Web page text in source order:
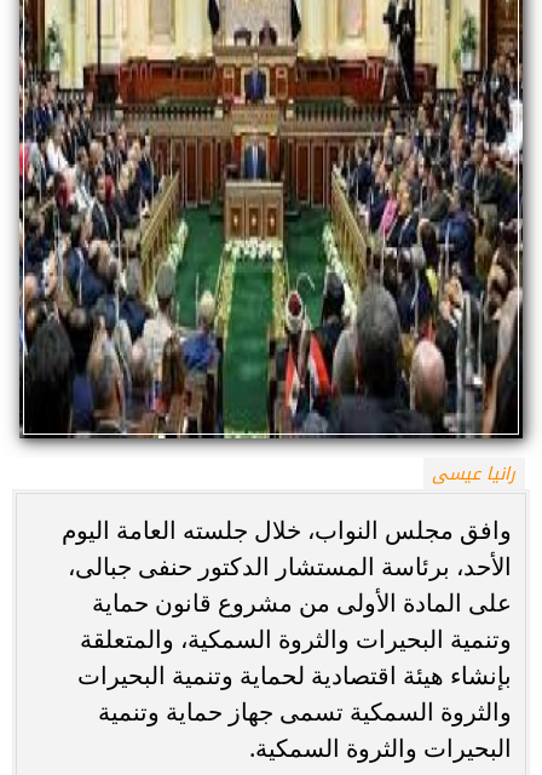
رانيا عيسى
وافق مجلس النواب، خلال جلسته العامة اليوم
الأحد، برئاسة المستشار الدكتور حنفى جبالى،
على المادة الأولى من مشروع قانون حماية
وتنمية البحيرات والثروة السمكية، والمتعلقة
بإنشاء هيئة اقتصادية لحماية وتنمية البحيرات
والثروة السمكية تسمى جهاز حماية وتنمية
البحيرات والثروة السمكية.